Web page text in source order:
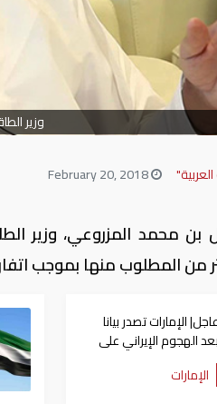
وزير
محمد المزروعي، وزير
من المطلوب منها بموجب
عاجل| الإمارات تصدر بيانا
بعد الهجوم الإيراني على
تابعة لـ"أدنوك"
الإمارات